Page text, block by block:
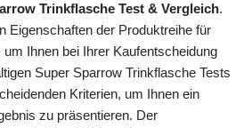
Trinkflasche Test & Vergleich.
Eigenschaften der Produktreihe für
Ihnen bei Ihrer Kaufentscheidung
Super Sparrow Trinkflasche Tests
Kriterien, um Ihnen ein
zu präsentieren. Der